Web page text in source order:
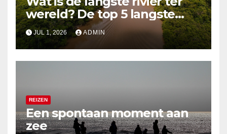
wereld? De top 5 langste
rivieren uitgelegd
JUL 1, 2026 ADMIN
REIZEN
Een spontaan moment aan
zee